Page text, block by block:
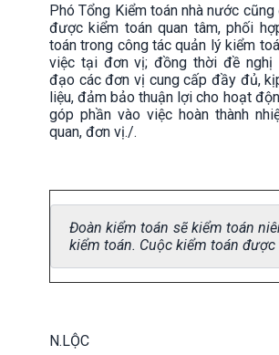
Phó Tổng Kiểm toán nhà nước
được kiểm toán quan tâm, phối
toán trong công tác quản lý kiểm
việc tại đơn vị; đồng thời đề nghị
đạo các đơn vị cung cấp đầy đủ,
liệu, đảm bảo thuận lợi cho hoạt
góp phần vào việc hoàn thành
quan, đơn vị./.
Đoàn kiểm toán sẽ kiểm toán
kiểm toán. Cuộc kiểm toán
N.LỘC